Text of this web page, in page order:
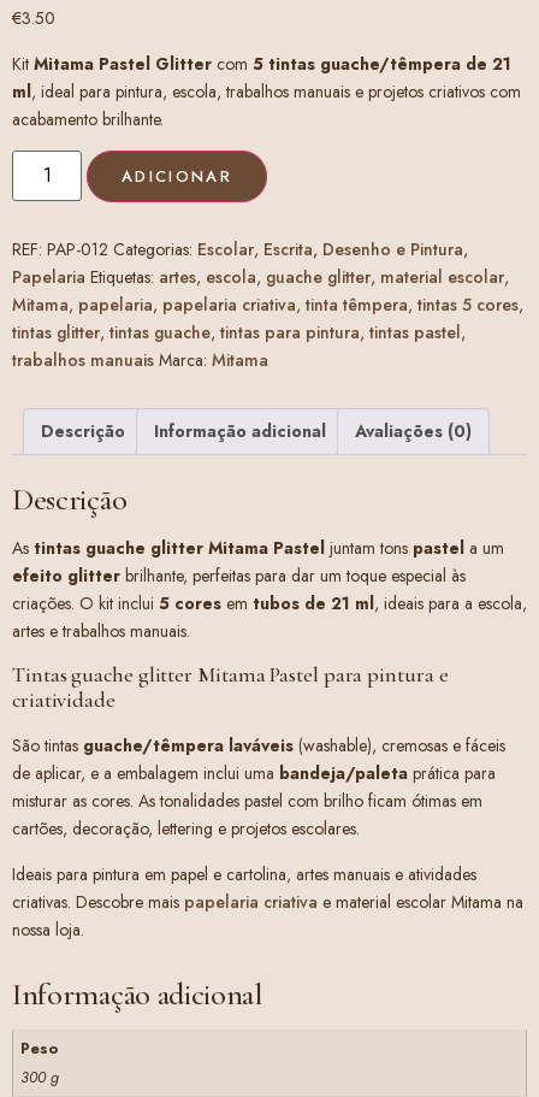
€3.50
Kit Mitama Pastel Glitter com 5 tintas guache/têmpera de 21
ml, ideal para pintura, escola, trabalhos manuais e projetos criativos com
acabamento brilhante.
ADICIONAR
REF: PAP-012 Categorias: Escolar, Escrita, Desenho e Pintura,
Papelaria Etiquetas: artes, escola, guache glitter, material escolar,
Mitama, papelaria, papelaria criativa, tinta têmpera, tintas 5 cores,
tintas glitter, tintas guache, tintas para pintura, tintas pastel,
trabalhos manuais Marca: Mitama
Descrição Informação adicional Avaliações (0)
Descrição
As tintas guache glitter Mitama Pastel juntam tons pastel a um
efeito glitter brilhante, perfeitas para dar um toque especial às
criações. O kit inclui 5 cores em tubos de 21 ml, ideais para a escola,
artes e trabalhos manuais.
Tintas guache glitter Mitama Pastel para pintura e
criatividade
São tintas guache/têmpera laváveis (washable), cremosas e fáceis
de aplicar, e a embalagem inclui uma bandeja/paleta prática para
misturar as cores. As tonalidades pastel com brilho ficam ótimas em
cartões, decoração, lettering e projetos escolares.
Ideais para pintura em papel e cartolina, artes manuais e atividades
criativas. Descobre mais papelaria criativa e material escolar Mitama na
nossa loja.
Informação adicional
Peso
300 g